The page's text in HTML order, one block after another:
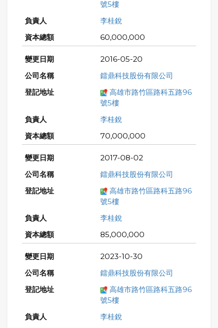
號5樓
李桂銳
60,000,000
2016-05-20
鐳鼎科技股份有限公司
高雄市路竹區路科五路96
號5樓
李桂銳
70,000,000
2017-08-02
鐳鼎科技股份有限公司
高雄市路竹區路科五路96
號5樓
李桂銳
85,000,000
2023-10-30
鐳鼎科技股份有限公司
高雄市路竹區路科五路96
號5樓
李桂銳